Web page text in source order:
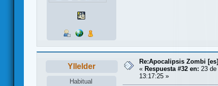
Yllelder
Habitual
Re:Apocalipsis Zombi [es]
« Respuesta #32 en: 23
13:17:25 »